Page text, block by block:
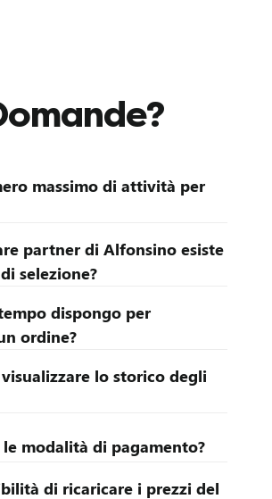
massimo di attività per
partner di Alfonsino esiste
selezione?
dispongo per
ordine?
lo storico degli
modalità di pagamento?
di ricaricare i prezzi del